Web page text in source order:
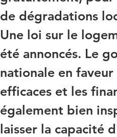
de dégradations
Une loi sur le
été annoncés. Le
nationale en
efficaces et les
également bien
laisser la capacité